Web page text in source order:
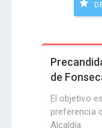
de
El objetivo
preferencia
Alcaldía